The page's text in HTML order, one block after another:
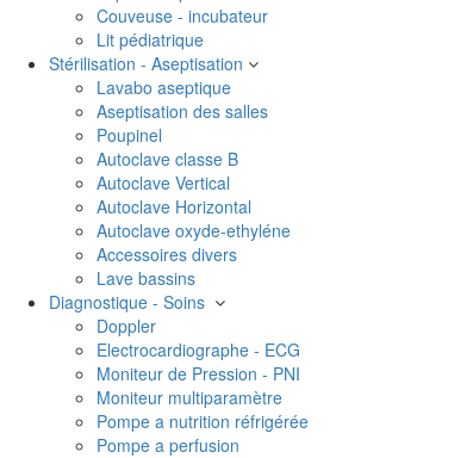
Couveuse - incubateur
Lit pédiatrique
Stérilisation - Aseptisation
Lavabo aseptique
Aseptisation des salles
Poupinel
Autoclave classe B
Autoclave Vertical
Autoclave Horizontal
Autoclave oxyde-ethyléne
Accessoires divers
Lave bassins
Diagnostique - Soins
Doppler
Electrocardiographe - ECG
Moniteur de Pression - PNI
Moniteur multiparamètre
Pompe a nutrition réfrigérée
Pompe a perfusion